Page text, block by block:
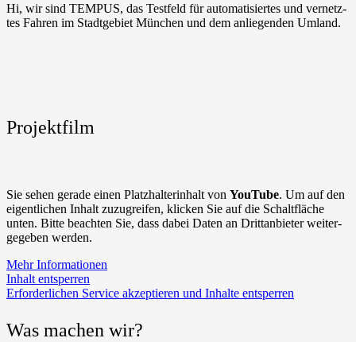
Hi, wir sind TEMPUS, das Test­feld für auto­ma­ti­sier­tes und ver­netz­
tes Fah­ren im Stadt­ge­biet Mün­chen und dem anlie­gen­den Umland.
Pro­jekt­film
Sie sehen gera­de einen Platz­hal­ter­in­halt von You­Tube. Um auf den
eigent­li­chen Inhalt zuzu­grei­fen, kli­cken Sie auf die Schalt­flä­che
unten. Bit­te beach­ten Sie, dass dabei Daten an Dritt­an­bie­ter wei­ter­
ge­ge­ben werden.
Mehr Infor­ma­tio­nen
Inhalt ent­sper­ren
Erfor­der­li­chen Ser­vice akzep­tie­ren und Inhal­te ent­sper­ren
Was machen wir?